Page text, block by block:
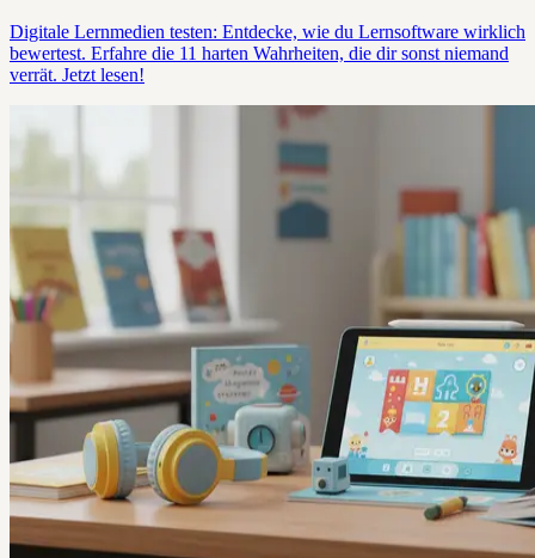
Digitale Lernmedien testen: Entdecke, wie du Lernsoftware wirklich
bewertest. Erfahre die 11 harten Wahrheiten, die dir sonst niemand
verrät. Jetzt lesen!